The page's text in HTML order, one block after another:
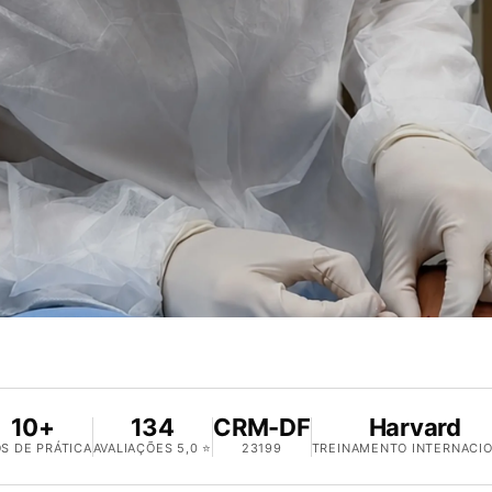
10+
DE PRÁTICA
134
AVALIAÇÕES 5,0 ⭐
CRM-DF
23199
Harvard
TREINAMENTO